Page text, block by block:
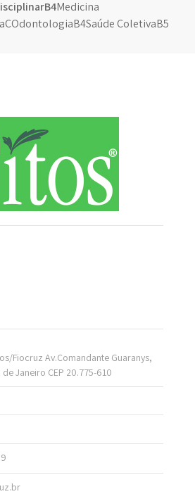
B4Medicina
ColetivaB5
Fiocruz Av.Comandante Guaranys,
Janeiro CEP 20.775-610